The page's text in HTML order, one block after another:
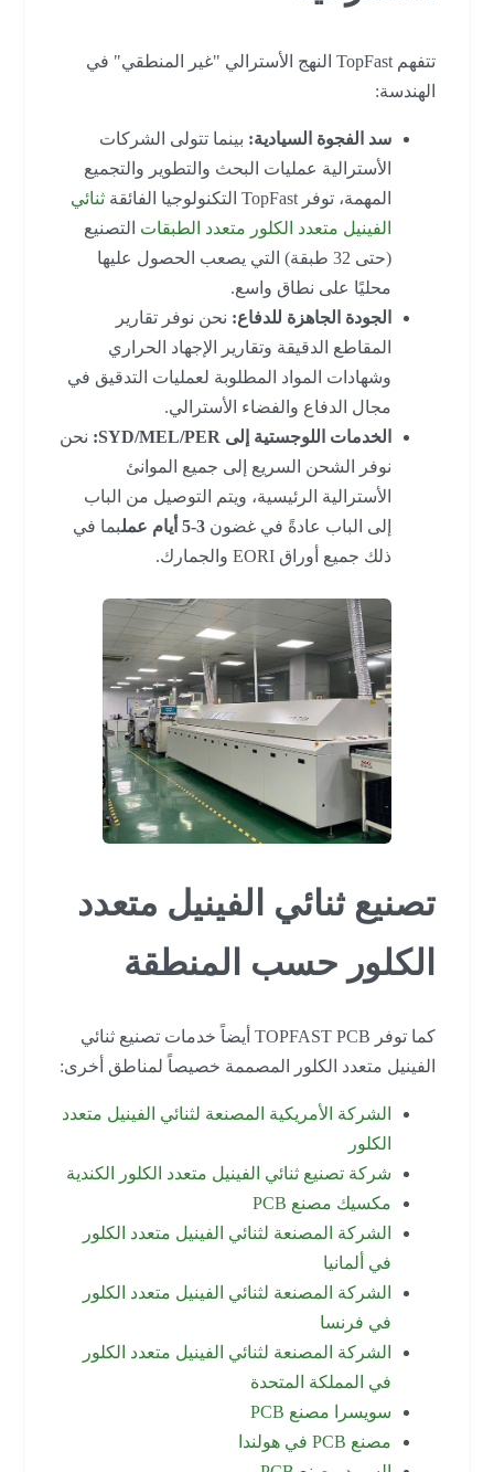
تتفهم TopFast النهج الأسترالي "غير المنطقي" في
الهندسة:
سد الفجوة السيادية:بينما تتولى الشركات
الأسترالية عمليات البحث والتطوير والتجميع
المهمة، توفر TopFast التكنولوجيا الفائقة
ثنائي
الفينيل متعدد الكلور متعدد الطبقاتالتصنيع
(حتى 32 طبقة) التي يصعب الحصول عليها
محليًا على نطاق واسع.
الجودة الجاهزة للدفاع:نحن نوفر تقارير
المقاطع الدقيقة وتقارير الإجهاد الحراري
وشهادات المواد المطلوبة لعمليات التدقيق في
مجال الدفاع والفضاء الأسترالي.
الخدمات اللوجستية إلى SYD/MEL/PER:
نحن
نوفر الشحن السريع إلى جميع الموانئ
الأسترالية الرئيسية، ويتم التوصيل من الباب
إلى الباب عادةً في غضون3-5 أيام عمل
بما في
ذلك جميع أوراق EORI والجمارك.
تصنيع ثنائي الفينيل متعدد
الكلور حسب المنطقة
كما توفر TOPFAST PCB أيضاً خدمات تصنيع ثنائي
الفينيل متعدد الكلور المصممة خصيصاً لمناطق أخرى:
الشركة الأمريكية المصنعة لثنائي الفينيل متعدد
الكلور
شركة تصنيع ثنائي الفينيل متعدد الكلور الكندية
مكسيك مصنع PCB
الشركة المصنعة لثنائي الفينيل متعدد الكلور
في ألمانيا
الشركة المصنعة لثنائي الفينيل متعدد الكلور
في فرنسا
الشركة المصنعة لثنائي الفينيل متعدد الكلور
في المملكة المتحدة
سويسرا مصنع PCB
مصنع PCB في هولندا